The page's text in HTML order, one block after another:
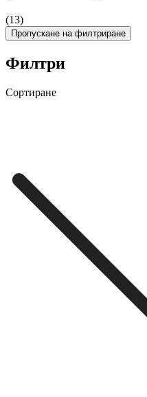
(13)
Пропускане на филтриране
Филтри
Сортиране